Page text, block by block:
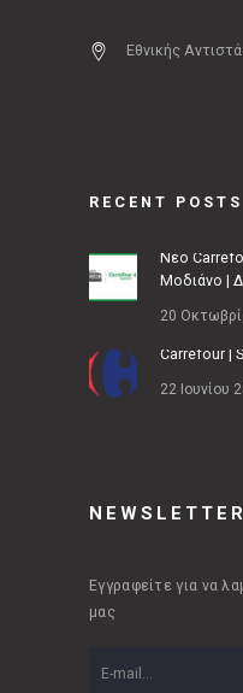
Εθνικής
RECENT POSTS
Νέο
Μοδιάνο |
20
Carrefour |
22 Ιουνίου
NEWSLETTER
Εγγραφείτε για να
μας